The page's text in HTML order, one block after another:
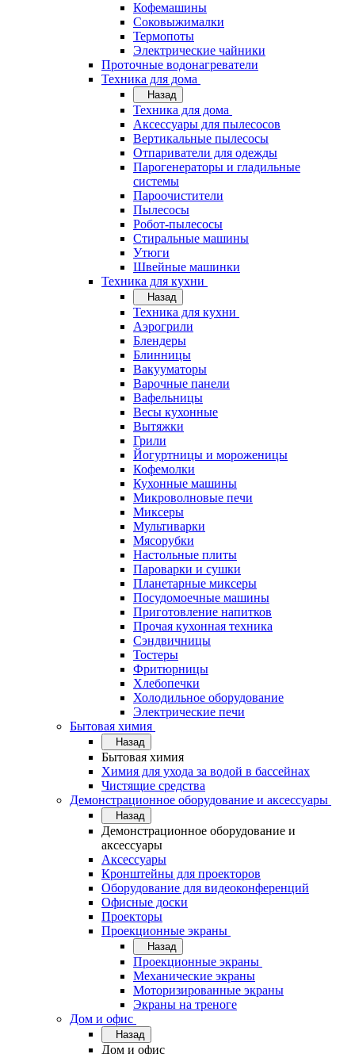
Кофемашины
Соковыжималки
Термопоты
Электрические чайники
Проточные водонагреватели
Техника для дома
Назад
Техника для дома
Аксессуары для пылесосов
Вертикальные пылесосы
Отпариватели для одежды
Парогенераторы и гладильные
системы
Пароочистители
Пылесосы
Робот-пылесосы
Стиральные машины
Утюги
Швейные машинки
Техника для кухни
Назад
Техника для кухни
Аэрогрили
Блендеры
Блинницы
Вакууматоры
Варочные панели
Вафельницы
Весы кухонные
Вытяжки
Грили
Йогуртницы и мороженицы
Кофемолки
Кухонные машины
Микроволновые печи
Миксеры
Мультиварки
Мясорубки
Настольные плиты
Пароварки и сушки
Планетарные миксеры
Посудомоечные машины
Приготовление напитков
Прочая кухонная техника
Сэндвичницы
Тостеры
Фритюрницы
Хлебопечки
Холодильное оборудование
Электрические печи
Бытовая химия
Назад
Бытовая химия
Химия для ухода за водой в бассейнах
Чистящие средства
Демонстрационное оборудование и аксессуары
Назад
Демонстрационное оборудование и
аксессуары
Аксессуары
Кронштейны для проекторов
Оборудование для видеоконференций
Офисные доски
Проекторы
Проекционные экраны
Назад
Проекционные экраны
Механические экраны
Моторизированные экраны
Экраны на треноге
Дом и офис
Назад
Дом и офис